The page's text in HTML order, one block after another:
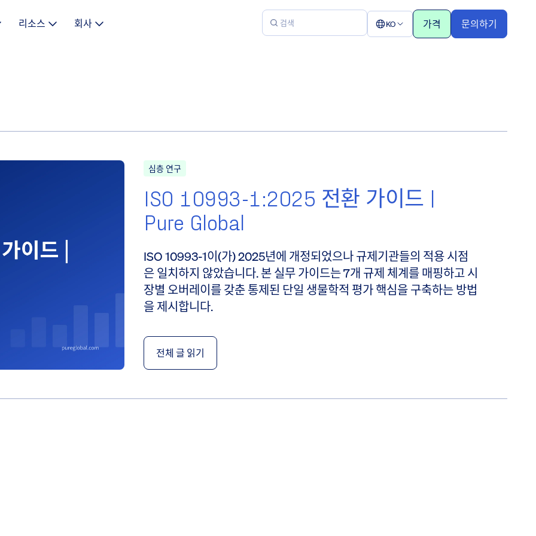
리소스 회사 KO 가격 문의하기
심층 연구
ISO 10993-1:2025 전환 가이드 |
Pure Global
ISO 10993-1이(가) 2025년에 개정되었으나 규제기관들의 적용 시점
은 일치하지 않았습니다. 본 실무 가이드는 7개 규제 체계를 매핑하고 시
장별 오버레이를 갖춘 통제된 단일 생물학적 평가 핵심을 구축하는 방법
을 제시합니다.
전체 글 읽기